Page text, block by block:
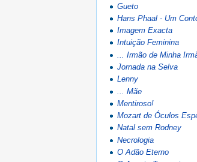
Gueto
Hans Phaal - Um
Imagem Exacta
Intuição Feminina
... Irmão de Minha
Jornada na Selva
Lenny
... Mãe
Mentiroso!
Mozart de Óculos
Natal sem Rodney
Necrologia
O Adão Eterno